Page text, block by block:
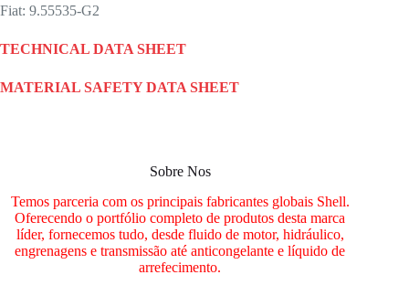
Fiat: 9.55535-G2
TECHNICAL DATA SHEET
MATERIAL SAFETY DATA SHEET
Sobre Nos
Temos parceria com os principais fabricantes globais Shell.
Oferecendo o portfólio completo de produtos desta marca
líder, fornecemos tudo, desde fluido de motor, hidráulico,
engrenagens e transmissão até anticongelante e líquido de
arrefecimento.